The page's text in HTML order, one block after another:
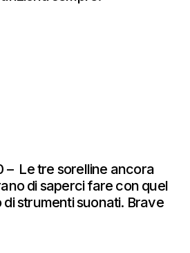
– Le tre sorelline ancora
di saperci fare con quel
strumenti suonati. Brave